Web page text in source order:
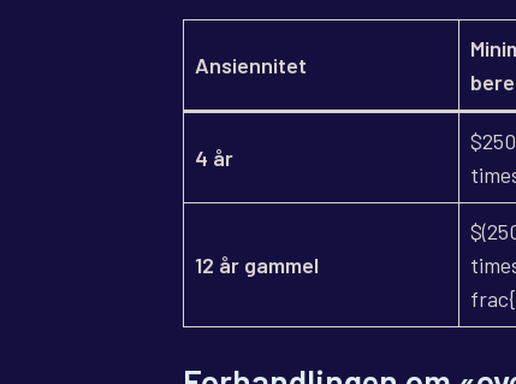
Ansiennitet
4 år
12 år gammel